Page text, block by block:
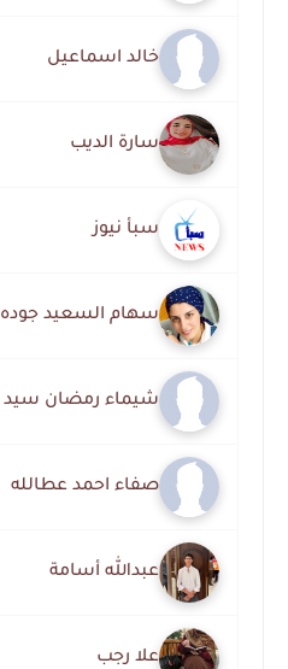
خالد اسماعيل
سارة الديب
سبأ نيوز
سهام السعيد جوده
شيماء رمضان سيد
صفاء احمد عطالله
عبدالله أسامة
علا رجب